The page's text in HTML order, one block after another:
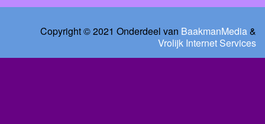
Copyright © 2021 Onderdeel van BaakmanMedia&
Vrolijk Internet Services